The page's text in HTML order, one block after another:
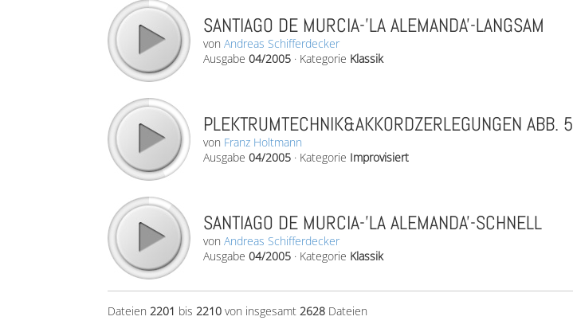
SANTIAGO DE MURCIA-'LA ALEMANDA'-LANGSAM
von Andreas Schifferdecker
Ausgabe 04/2005 · Kategorie Klassik
PLEKTRUMTECHNIK&AKKORDZERLEGUNGEN ABB. 5
von Franz Holtmann
Ausgabe 04/2005 · Kategorie Improvisiert
SANTIAGO DE MURCIA-'LA ALEMANDA'-SCHNELL
von Andreas Schifferdecker
Ausgabe 04/2005 · Kategorie Klassik
Dateien 2201 bis 2210 von insgesamt 2628 Dateien